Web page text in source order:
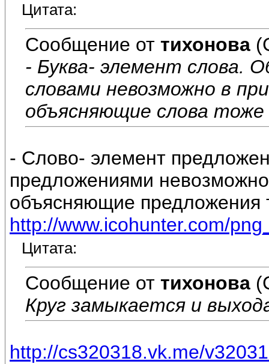
Цитата:
Сообщение от тихонова
- Буква- элемент слова.
словами невозможно в
объясняющие слова тоже
- Слово- элемент
предложениями
объясняющие предложения
http://www.icohunter.com/
Цитата:
Сообщение от тихонова
Круг замыкается и
http://cs320318.vk.me/